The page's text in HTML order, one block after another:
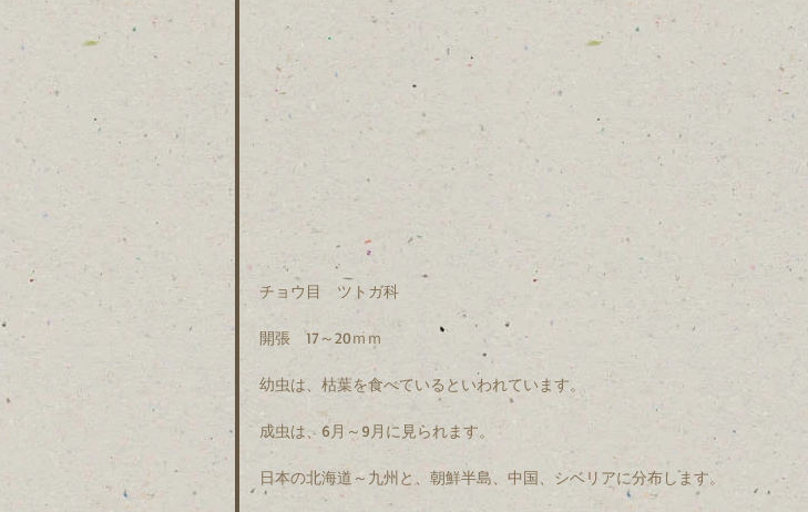
チョウ目　ツトガ科
開張　17～20ｍｍ
幼虫は、枯葉を食べているといわれています。
成虫は、6月～9月に見られます。
日本の北海道～九州と、朝鮮半島、中国、シベリアに分布します。